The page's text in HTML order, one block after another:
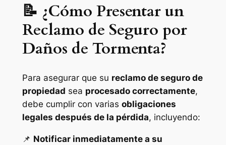
📝 ¿Cómo Presentar un
Reclamo de Seguro por
Daños de Tormenta?
Para asegurar que su reclamo de seguro de
propiedad sea procesado correctamente,
debe cumplir con varias obligaciones
legales después de la pérdida, incluyendo:
📌 Notificar inmediatamente a su